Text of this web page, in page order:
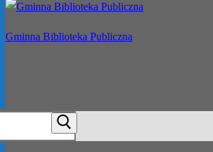
Gminna Biblioteka Publiczna